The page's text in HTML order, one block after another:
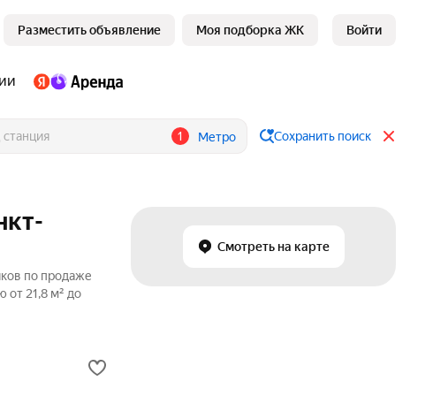
Разместить объявление Моя подборка ЖК Войти
1 Метро Сохранить поиск
Смотреть на карте
по продаже
от 21,8 м² до